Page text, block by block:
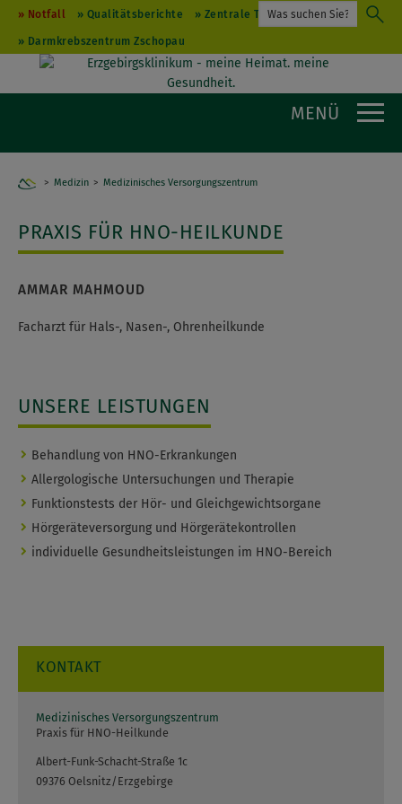
Notfall Qualitätsberichte Zentrale Terminvergabe
Darmkrebszentrum Zschopau
MENÜ
Home
Medizin Medizinisches Versorgungszentrum
PRAXIS FÜR HNO-HEILKUNDE
AMMAR MAHMOUD
Facharzt für Hals-, Nasen-, Ohrenheilkunde
UNSERE LEISTUNGEN
Behandlung von HNO-Erkrankungen
Allergologische Untersuchungen und Therapie
Funktionstests der Hör- und Gleichgewichtsorgane
Hörgeräteversorgung und Hörgerätekontrollen
individuelle Gesundheitsleistungen im HNO-Bereich
KONTAKT
Medizinisches Versorgungszentrum
Praxis für HNO-Heilkunde
Albert-Funk-Schacht-Straße 1c
09376 Oelsnitz/Erzgebirge